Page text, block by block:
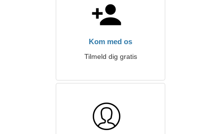
Kom med os
Tilmeld dig gratis